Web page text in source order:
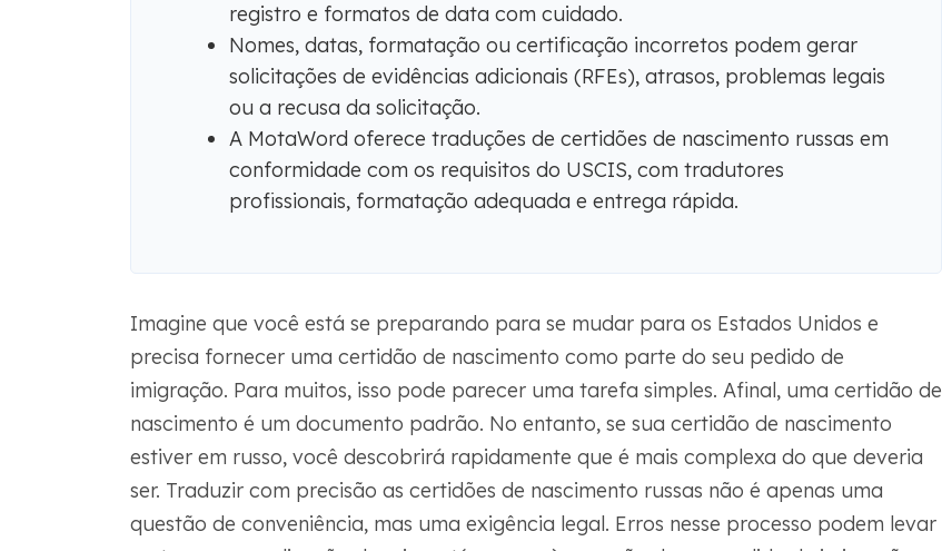
registro e formatos de data com cuidado.
Nomes, datas, formatação ou certificação incorretos podem gerar
solicitações de evidências adicionais (RFEs), atrasos, problemas legais
ou a recusa da solicitação.
A MotaWord oferece traduções de certidões de nascimento russas em
conformidade com os requisitos do USCIS, com tradutores
profissionais, formatação adequada e entrega rápida.
Imagine que você está se preparando para se mudar para os Estados Unidos e
precisa fornecer uma certidão de nascimento como parte do seu pedido de
imigração. Para muitos, isso pode parecer uma tarefa simples. Afinal, uma certidão de
nascimento é um documento padrão. No entanto, se sua certidão de nascimento
estiver em russo, você descobrirá rapidamente que é mais complexa do que deveria
ser. Traduzir com precisão as certidões de nascimento russas não é apenas uma
questão de conveniência, mas uma exigência legal. Erros nesse processo podem levar